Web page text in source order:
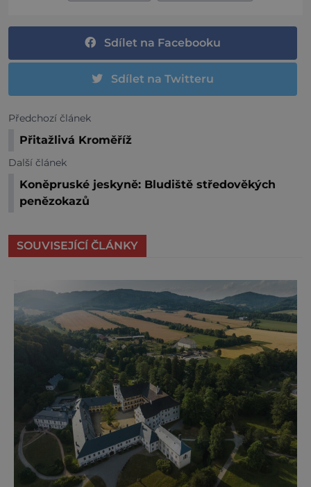
Sdílet na Facebooku
Sdílet na Twitteru
Předchozí článek
Přitažlivá Kroměříž
Další článek
Koněpruské jeskyně: Bludiště středověkých
penězokazů
SOUVISEJÍCÍ ČLÁNKY